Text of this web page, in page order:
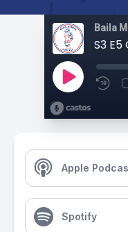
Baila
S3
Apple
Spotify